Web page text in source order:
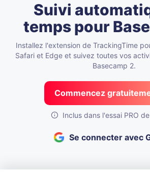
Suivi
temps pour
Installez l'extension de TrackingTime
Safari et Edge et suivez toutes vos
Basecamp 2.
Commencez
Inclus dans l'essai PRO
Se connecter avec